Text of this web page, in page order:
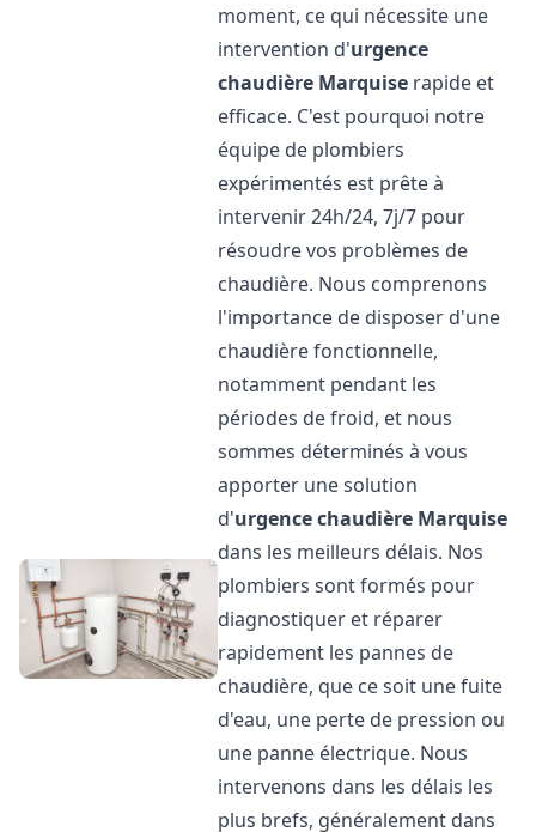
moment, ce qui nécessite une
intervention d'urgence
chaudière Marquise rapide et
efficace. C'est pourquoi notre
équipe de plombiers
expérimentés est prête à
intervenir 24h/24, 7j/7 pour
résoudre vos problèmes de
chaudière. Nous comprenons
l'importance de disposer d'une
chaudière fonctionnelle,
notamment pendant les
périodes de froid, et nous
sommes déterminés à vous
apporter une solution
d'urgence chaudière Marquise
dans les meilleurs délais. Nos
plombiers sont formés pour
diagnostiquer et réparer
rapidement les pannes de
chaudière, que ce soit une fuite
d'eau, une perte de pression ou
une panne électrique. Nous
intervenons dans les délais les
plus brefs, généralement dans